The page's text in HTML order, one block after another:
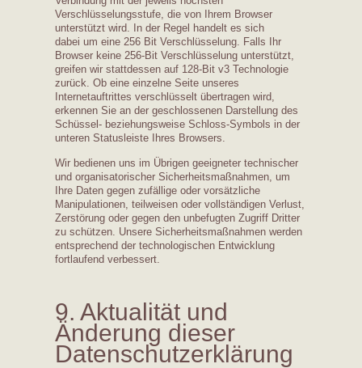
Verschlüsselungsstufe, die von Ihrem Browser
unterstützt wird. In der Regel handelt es sich
dabei um eine 256 Bit Verschlüsselung. Falls Ihr
Browser keine 256-Bit Verschlüsselung unterstützt,
greifen wir stattdessen auf 128-Bit v3 Technologie
zurück. Ob eine einzelne Seite unseres
Internetauftrittes verschlüsselt übertragen wird,
erkennen Sie an der geschlossenen Darstellung des
Schüssel- beziehungsweise Schloss-Symbols in der
unteren Statusleiste Ihres Browsers.
Wir bedienen uns im Übrigen geeigneter technischer
und organisatorischer Sicherheitsmaßnahmen, um
Ihre Daten gegen zufällige oder vorsätzliche
Manipulationen, teilweisen oder vollständigen Verlust,
Zerstörung oder gegen den unbefugten Zugriff Dritter
zu schützen. Unsere Sicherheitsmaßnahmen werden
entsprechend der technologischen Entwicklung
fortlaufend verbessert.
9. Aktualität und
Änderung dieser
Datenschutzerklärung